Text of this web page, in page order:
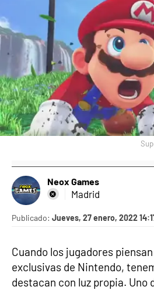
Neox Games
Madrid
Publicado: Jueves, 27 enero, 2022
Cuando los jugadores
exclusivas de Nintendo,
destacan con luz propia. Uno